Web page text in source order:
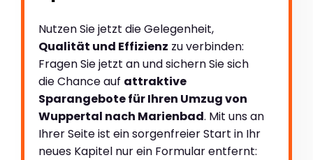
Nutzen Sie jetzt die Gelegenheit,
Qualität und Effizienz zu verbinden:
Fragen Sie jetzt an und sichern Sie sich
die Chance auf attraktive
Sparangebote für Ihren Umzug von
Wuppertal nach Marienbad. Mit uns an
Ihrer Seite ist ein sorgenfreier Start in Ihr
neues Kapitel nur ein Formular entfernt: